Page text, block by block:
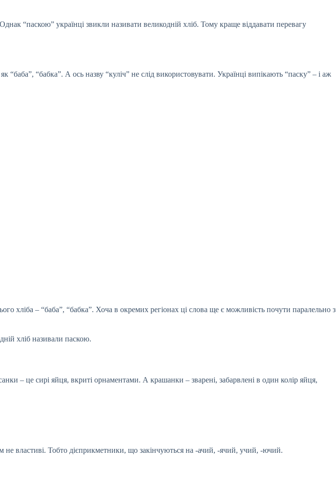
“паскою” українці звикли називати великодній хліб. Тому краще віддавати перевагу
“бабка”. А ось назву “куліч” не слід використовувати. Українці випікають “паску” – і аж
хліба – “баба”, “бабка”. Хоча в окремих регіонах ці слова ще є можливість почути паралельно з
хліб називали паскою.
– це сирі яйця, вкриті орнаментами. А крашанки – зварені, забарвлені в один колір яйця,
не властиві. Тобто дієприкметники, що закінчуються на -ачий, -ячий, учий, -ючий.